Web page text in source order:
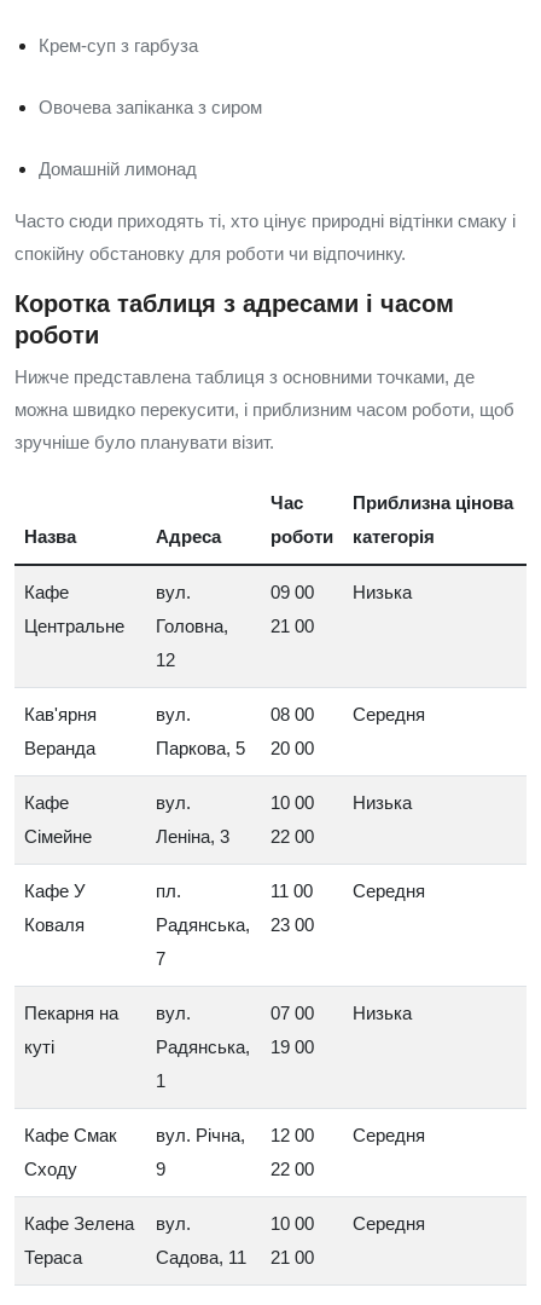
Крем-суп з гарбуза
Овочева запіканка з сиром
Домашній лимонад
Часто сюди приходять ті, хто цінує природні відтінки смаку і
спокійну обстановку для роботи чи відпочинку.
Коротка таблиця з адресами і часом
роботи
Нижче представлена таблиця з основними точками, де
можна швидко перекусити, і приблизним часом роботи, щоб
зручніше було планувати візит.
Назва Адреса
Час
роботи
Приблизна цінова
категорія
Кафе
Центральне
вул.
Головна,
12
09 00
21 00
Низька
Кав'ярня
Веранда
вул.
Паркова, 5
08 00
20 00
Середня
Кафе
Сімейне
вул.
Леніна, 3
10 00
22 00
Низька
Кафе У
Коваля
пл.
Радянська,
7
11 00
23 00
Середня
Пекарня на
куті
вул.
Радянська,
1
07 00
19 00
Низька
Кафе Смак
Сходу
вул. Річна,
9
12 00
22 00
Середня
Кафе Зелена
Тераса
вул.
Садова, 11
10 00
21 00
Середня